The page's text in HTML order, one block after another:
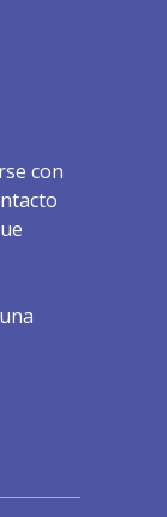
con